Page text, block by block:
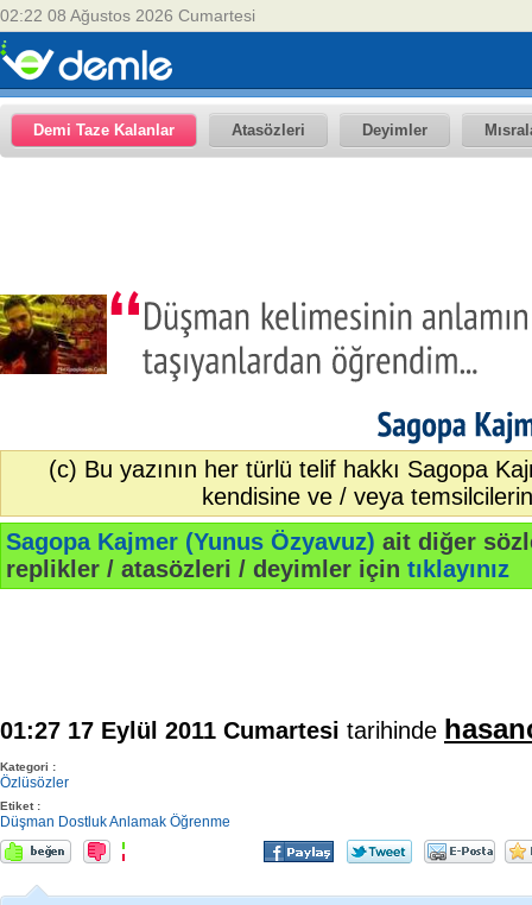
02:22 08 Ağustos 2026 Cumartesi
Demi Taze Kalanlar Atasözleri Deyimler
(c) Bu yazının her türlü telif hakkı Sagopa
kendisine ve / veya
Sagopa Kajmer (Yunus Özyavuz) ait diğer
replikler / atasözleri / deyimler için tıklayınız
01:27 17 Eylül 2011 Cumartesi tarihinde
Kategori :
Özlüsözler
Etiket :
Düşman DostlukAnlamak Öğrenme